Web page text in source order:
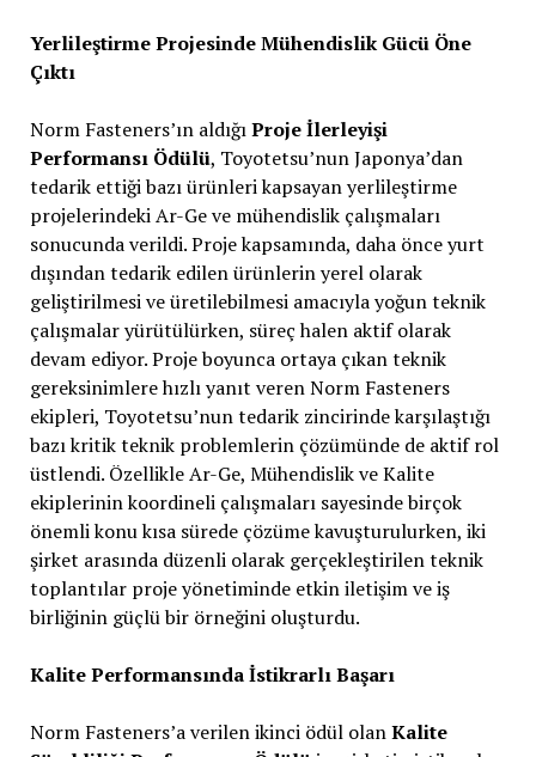
Yerlileştirme Projesinde Mühendislik Gücü Öne
Çıktı
Norm Fasteners’ın aldığıProje İlerleyişi
Performansı Ödülü, Toyotetsu’nun Japonya’dan
tedarik ettiği bazı ürünleri kapsayan yerlileştirme
projelerindeki Ar-Ge ve mühendislik çalışmaları
sonucunda verildi. Proje kapsamında, daha önce yurt
dışından tedarik edilen ürünlerin yerel olarak
geliştirilmesi ve üretilebilmesi amacıyla yoğun teknik
çalışmalar yürütülürken, süreç halen aktif olarak
devam ediyor. Proje boyunca ortaya çıkan teknik
gereksinimlere hızlı yanıt veren Norm Fasteners
ekipleri, Toyotetsu’nun tedarik zincirinde karşılaştığı
bazı kritik teknik problemlerin çözümünde de aktif rol
üstlendi. Özellikle Ar-Ge, Mühendislik ve Kalite
ekiplerinin koordineli çalışmaları sayesinde birçok
önemli konu kısa sürede çözüme kavuşturulurken, iki
şirket arasında düzenli olarak gerçekleştirilen teknik
toplantılar proje yönetiminde etkin iletişim ve iş
birliğinin güçlü bir örneğini oluşturdu.
Kalite Performansında İstikrarlı Başarı
Norm Fasteners’a verilen ikinci ödül olanKalite